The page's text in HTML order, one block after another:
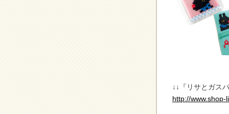
↓↓『リサとガス
http://